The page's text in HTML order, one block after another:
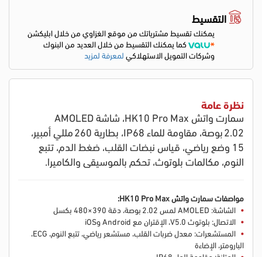
التقسيط
يمكنك تقسيط مشترياتك من موقع الغزاوي من خلال ابليكشن
كما يمكنك التقسيط من خلال العديد من البنوك
وشركات التمويل الاستهلاكيلمعرفة لمزيد
نظرة عامة
سمارت واتش HK10 Pro Max، شاشة AMOLED
2.02 بوصة، مقاومة للماء IP68، بطارية 260 مللي أمبير،
15 وضع رياضي، قياس نبضات القلب، ضغط الدم، تتبع
النوم، مكالمات بلوتوث، تحكم بالموسيقى والكاميرا.
مواصفات سمارت واتش HK10 Pro Max:
الشاشة: AMOLED لمس 2.02 بوصة، دقة 390×480 بكسل
الاتصال: بلوتوث V5.0، الإقتران مع Android وiOS
المستشعرات: معدل ضربات القلب، مستشعر رياضي، تتبع النوم، ECG،
البارومتر، الإضاءة